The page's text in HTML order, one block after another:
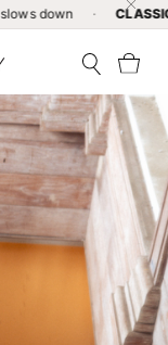
· CLASSICALLY ·